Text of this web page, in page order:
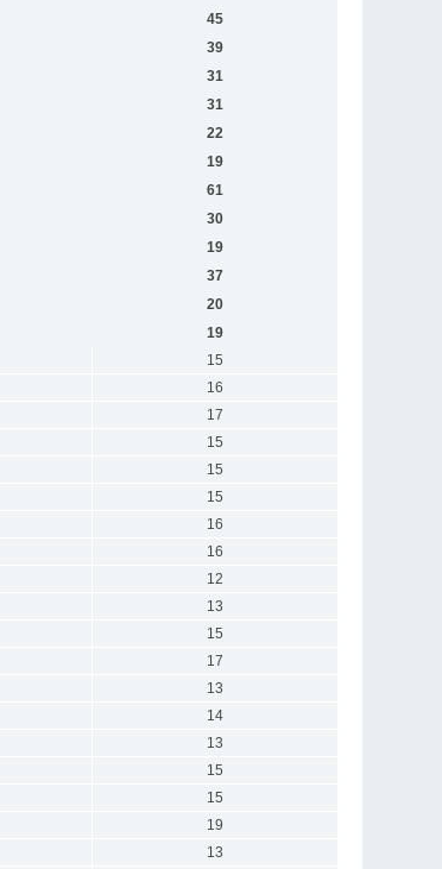
45
39
31
31
22
19
61
30
19
37
20
19
15
16
17
15
15
15
16
16
12
13
15
17
13
14
13
15
15
19
13